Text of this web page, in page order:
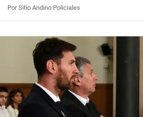
Por Sitio Andino Policiales